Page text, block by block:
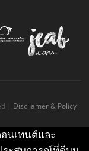
m
| Discliamer & Policy
นเทนต์และ